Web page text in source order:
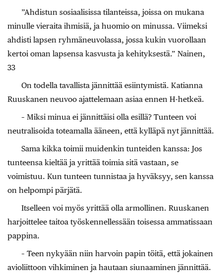
”Ahdistun sosiaalisissa tilanteissa, joissa on mukana
minulle vieraita ihmisiä, ja huomio on minussa. Viimeksi
ahdisti lapsen ryhmäneuvolassa, jossa kukin vuorollaan
kertoi oman lapsensa kasvusta ja kehityksestä.” Nainen,
33
On todella tavallista jännittää esiintymistä. Katianna
Ruuskanen neuvoo ajattelemaan asiaa ennen H-hetkeä.
– Miksi minua ei jännittäisi olla esillä? Tunteen voi
neutralisoida toteamalla ääneen, että kylläpä nyt jännittää.
Sama kikka toimii muidenkin tunteiden kanssa: Jos
tunteensa kieltää ja yrittää toimia sitä vastaan, se
voimistuu. Kun tunteen tunnistaa ja hyväksyy, sen kanssa
on helpompi pärjätä.
Itselleen voi myös yrittää olla armollinen. Ruuskanen
harjoittelee taitoa työskennellessään toisessa ammatissaan
pappina.
– Teen nykyään niin harvoin papin töitä, että jokainen
avioliittoon vihkiminen ja hautaan siunaaminen jännittää.